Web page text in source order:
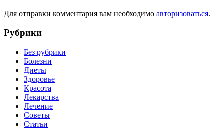
Для отправки комментария вам необходимо авторизоваться.
Рубрики
Без рубрики
Болезни
Диеты
Здоровье
Красота
Лекарства
Лечение
Советы
Статьи